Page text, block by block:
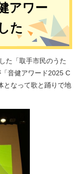
アワー
た
た「取手市民のうた
音健アワード2025 C
となって歌と踊りで地